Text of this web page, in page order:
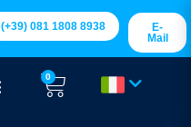
(+39) 081 1808 8938
E-
Mail
0